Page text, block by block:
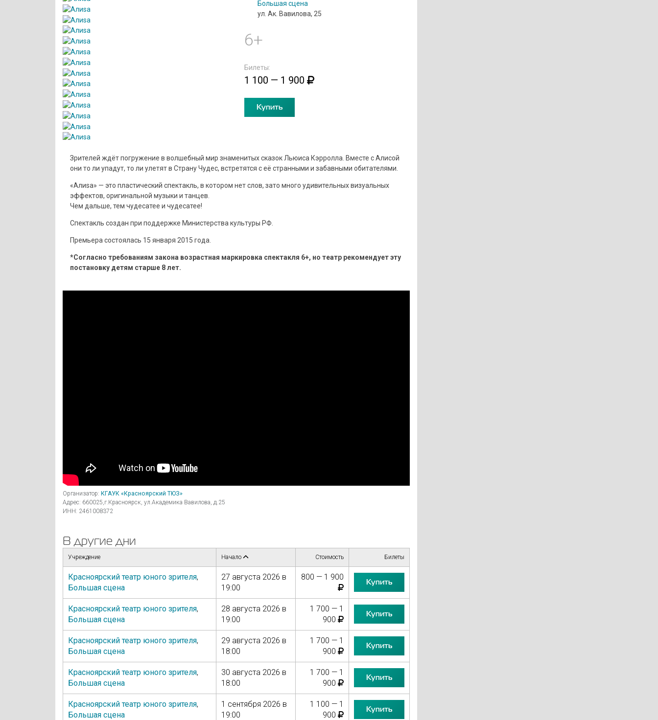
Большая сцена
ул. Ак. Вавилова, 25
6+
Билеты:
1 100 — 1 900
Купить
Зрителей ждёт погружение в волшебный мир знаменитых сказок Льюиса Кэрролла. Вместе с Алисой
они то ли упадут, то ли улетят в Страну Чудес, встретятся с её странными и забавными обитателями.
«Алиsа» — это пластический спектакль, в котором нет слов, зато много удивительных визуальных
эффектов, оригинальной музыки и танцев.
Чем дальше, тем чудесатее и чудесатее!
Спектакль создан при поддержке Министерства культуры РФ.
Премьера состоялась 15 января 2015 года.
*Согласно требованиям закона возрастная маркировка спектакля 6+, но театр рекомендует эту
постановку детям старше 8 лет.
Организатор: КГАУК «Красноярский ТЮЗ»
Адрес: 660025,г.Красноярск, ул.Академика Вавилова, д.25
ИНН: 2461008372
В другие дни
Учреждение Начало Стоимость Билеты
Красноярский театр юного зрителя,
Большая сцена
27 августа 2026 в
19:00
800 — 1 900
Купить
Красноярский театр юного зрителя,
Большая сцена
28 августа 2026 в
19:00
1 700 — 1
900
Купить
Красноярский театр юного зрителя,
Большая сцена
29 августа 2026 в
18:00
1 700 — 1
900
Купить
Красноярский театр юного зрителя,
Большая сцена
30 августа 2026 в
18:00
1 700 — 1
900
Купить
Красноярский театр юного зрителя,
Большая сцена
1 сентября 2026 в
19:00
1 100 — 1
900
Купить